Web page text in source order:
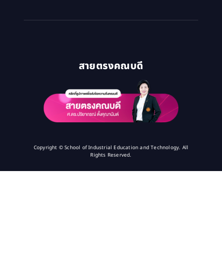
สายตรงคณบดี
Copyright © School of Industrial Education and Technology. All
Rights Reserved.